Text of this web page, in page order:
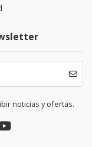
noticias y ofertas.